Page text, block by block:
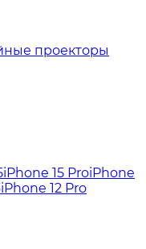
проекторы
iPhone 15 ProiPhone
iPhone 12 Pro